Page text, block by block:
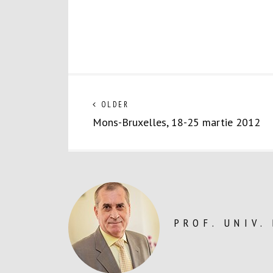
Navigare
în
articole
OLDER
post:
Mons-Bruxelles, 18-25 martie 2012
PROF. UNIV.